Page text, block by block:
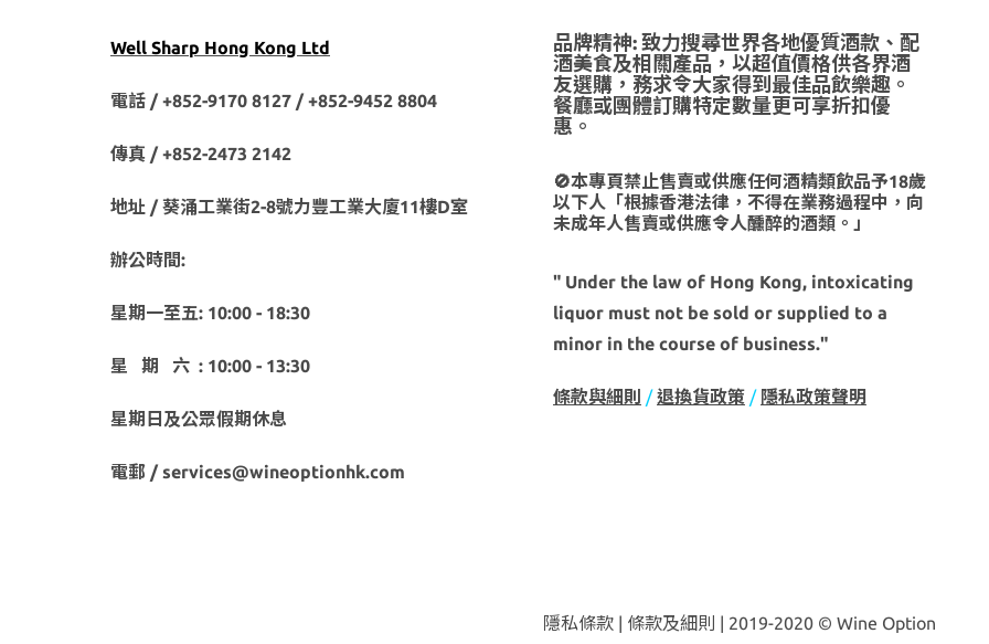
Well Sharp Hong Kong Ltd
電話 / +852-9170 8127 /+852-9452 8804
傳真 / +852-2473 2142
地址 / 葵涌工業街2-8號力豐工業大廈11樓D室
辦公時間:
星期一至五: 10:00 - 18:30
星 期 六 : 10:00 - 13:30
星期日及公眾假期休息
電郵 / services@wineoptionhk.com
品牌精神: 致力搜尋世界各地優質酒款、配
酒美食及相關產品，以超值價格供各界酒
友選購，務求令大家得到最佳品飲樂趣。
餐廳或團體訂購特定數量更可享折扣優
惠。
🚫本專頁禁止售賣或供應任何酒精類飲品予18歲
以下人「根據香港法律，不得在業務過程中，向
未成年人售賣或供應令人醺醉的酒類。」
" Under the law of Hong Kong, intoxicating
liquor must not be sold or supplied to a
minor in the course of business."
條款與細則 /退換貨政策 / 隱私政策聲明
隱私條款 | 條款及細則 | 2019-2020 © Wine Option